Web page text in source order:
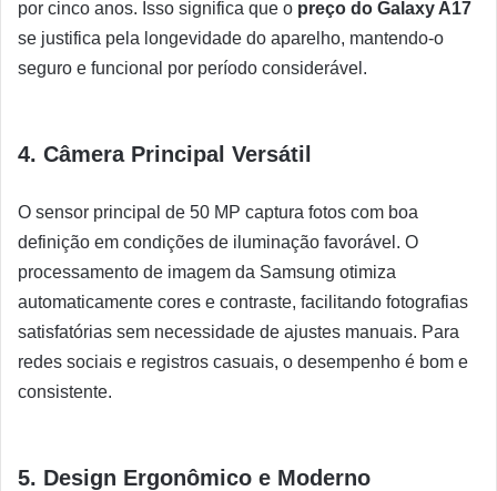
por cinco anos. Isso significa que o preço do Galaxy A17
se justifica pela longevidade do aparelho, mantendo-o
seguro e funcional por período considerável.
4. Câmera Principal Versátil
O sensor principal de 50 MP captura fotos com boa
definição em condições de iluminação favorável. O
processamento de imagem da Samsung otimiza
automaticamente cores e contraste, facilitando fotografias
satisfatórias sem necessidade de ajustes manuais. Para
redes sociais e registros casuais, o desempenho é bom e
consistente.
5. Design Ergonômico e Moderno